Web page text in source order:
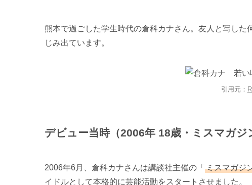
熊本で過ごした学生時代の倉科カナさん。友人と写し
じみ出ています。
引用元：
デビュー当時（2006年 18歳・ミスマガジ
2006年6月、倉科カナさんは講談社主催の「 ミスマガジ
イドルとして本格的に芸能活動をスタートさせました。